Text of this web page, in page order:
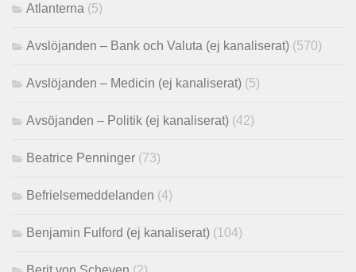
Atlanterna (5)
Avslöjanden – Bank och Valuta (ej kanaliserat) (570)
Avslöjanden – Medicin (ej kanaliserat) (5)
Avsöjanden – Politik (ej kanaliserat) (42)
Beatrice Penninger (73)
Befrielsemeddelanden (4)
Benjamin Fulford (ej kanaliserat) (104)